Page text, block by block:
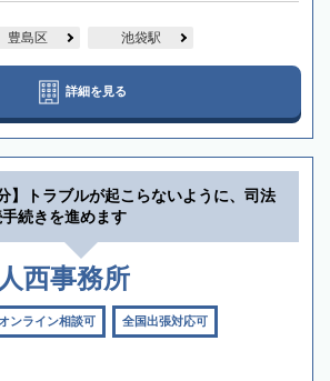
豊島区 池袋駅
詳細を見る
】トラブルが起こらないように、司法
続きを進めます
西事務所
オンライン相談可 全国出張対応可